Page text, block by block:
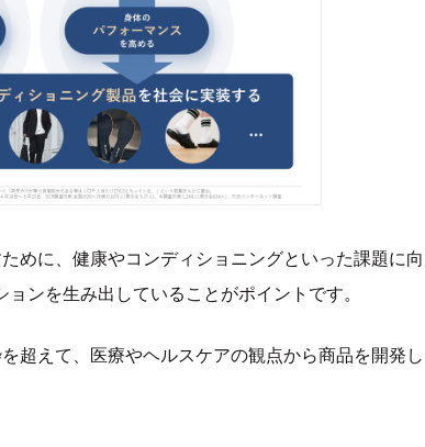
めに、健康やコンディショニングといった課題に向
ンを生み出していることがポイントです。
超えて、医療やヘルスケアの観点から商品を開発し